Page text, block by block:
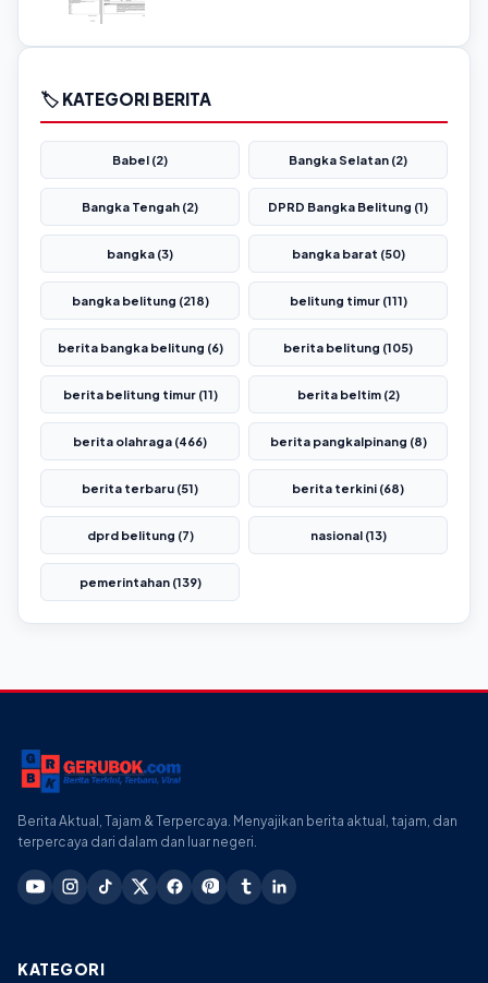
🏷️ KATEGORI BERITA
Babel (2) Bangka Selatan (2)
Bangka Tengah (2) DPRD Bangka Belitung (1)
bangka (3) bangka barat (50)
bangka belitung (218) belitung timur (111)
berita bangka belitung (6) berita belitung (105)
berita belitung timur (11) berita beltim (2)
berita olahraga (466) berita pangkalpinang (8)
berita terbaru (51) berita terkini (68)
dprd belitung (7) nasional (13)
pemerintahan (139)
Berita Aktual, Tajam & Terpercaya. Menyajikan berita aktual, tajam, dan
terpercaya dari dalam dan luar negeri.
KATEGORI